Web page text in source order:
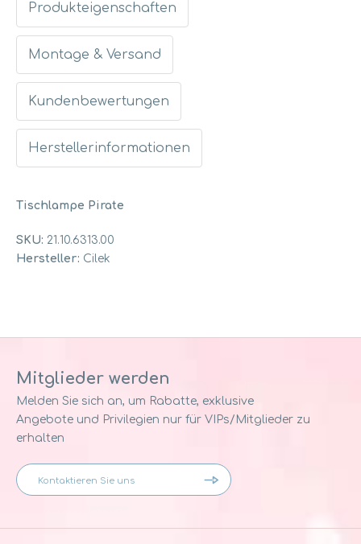
Tischlampe Pirate
SKU: 21.10.6313.00
Hersteller: Cilek
Produkteigenschaften
Montage & Versand
Kundenbewertungen
Herstellerinformationen
Mitglieder werden
Melden Sie sich an, um Rabatte, exklusive
Angebote und Privilegien nur für VIPs/Mitglieder zu
erhalten